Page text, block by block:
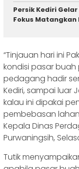
Persik Kediri
Fokus Matangkan
“Tinjauan hari ini
kondisi pasar buah
pedagang hadir
Kediri, sampai luar
kalau ini dipakai
pembebasan
Kepala Dinas
Purwaningsih,
Tutik